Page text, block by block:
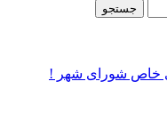
خاص شورای شهر !